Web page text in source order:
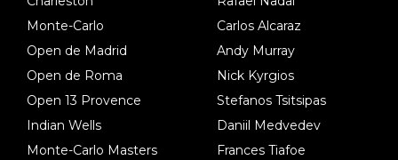
Monte-Carlo
Open de Madrid
Open de Roma
Open 13 Provence
Indian Wells
Monte-Carlo Masters
Carlos Alcaraz
Andy Murray
Nick Kyrgios
Stefanos Tsitsipas
Daniil Medvedev
Frances Tiafoe